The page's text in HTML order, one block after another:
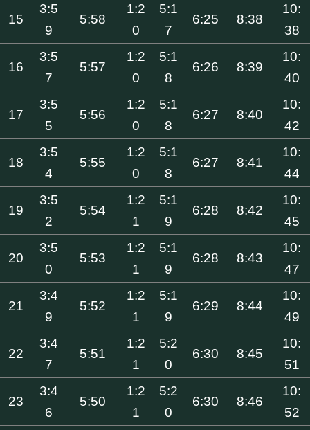
15
3:5
9
5:58
1:2
0
5:1
7
6:25 8:38
10:
38
16
3:5
7
5:57
1:2
0
5:1
8
6:26 8:39
10:
40
17
3:5
5
5:56
1:2
0
5:1
8
6:27 8:40
10:
42
18
3:5
4
5:55
1:2
0
5:1
8
6:27 8:41
10:
44
19
3:5
2
5:54
1:2
1
5:1
9
6:28 8:42
10:
45
20
3:5
0
5:53
1:2
1
5:1
9
6:28 8:43
10:
47
21
3:4
9
5:52
1:2
1
5:1
9
6:29 8:44
10:
49
22
3:4
7
5:51
1:2
1
5:2
0
6:30 8:45
10:
51
23
3:4
6
5:50
1:2
1
5:2
0
6:30 8:46
10:
52